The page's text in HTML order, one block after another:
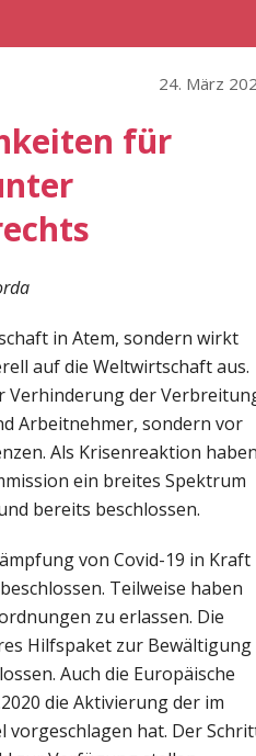
24. März
für
in Atem, sondern wirkt
auf die Weltwirtschaft aus.
Verhinderung der
Arbeitnehmer, sondern vor
Als Krisenreaktion haben
ein breites Spektrum
bereits beschlossen.
von Covid-19 in Kraft
Teilweise haben
zu erlassen. Die
Hilfspaket zur Bewältigung
Auch die Europäische
die Aktivierung der im
vorgeschlagen hat. Der